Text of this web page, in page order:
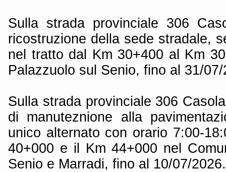
Sulla strada provinciale 306
ricostruzione della sede stradale,
nel tratto dal Km 30+400 al Km
Palazzuolo sul Senio, fino al 31/
Sulla strada provinciale 306
di manuteznione alla
unico alternato con orario 7:00-
40+000 e il Km 44+000 nel
Senio e Marradi, fino al 10/07/2026.